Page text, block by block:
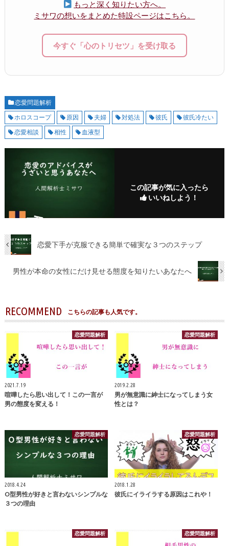
もっと深く知りたい方へ。
ミサワの想いをまとめた特設ページはこちら。
今すぐ「心のトリセツ」を受け取る
恋愛問題解析
ホロスコープ
原因 夫婦 対処法 彼氏
彼氏冷たい
恋愛相談
相性 血液型
この記事が気に入ったら
いいねしよう！
恋愛下手が克服できる簡単で確実な３つのステップ
男性が本命の女性にだけ見せる態度を知りたいあなたへ
RECOMMEND こちらの記事も人気です。
恋愛問題解析
2021.7.19
喧嘩したら思い出して！この一言が
男の態度を変える！
恋愛問題解析
2019.2.28
男が無意識に紳士になってしまう女
性とは？
恋愛問題解析
2018.4.24
O型男性が好きと言わないシンプルな
３つの理由
恋愛問題解析
2018.1.28
彼氏にイライラする原因はこれや！
恋愛問題解析 恋愛問題解析